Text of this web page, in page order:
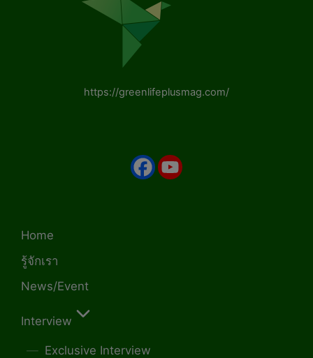
https://greenlifeplusmag.com/
Home
รู้จักเรา
News/Event
Interview
Exclusive Interview